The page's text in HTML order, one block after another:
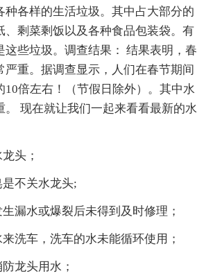
种各样的生活垃圾。其中占大部分的
、剩菜剩饭以及各种食品包装袋。有
这些垃圾。调查结果： 结果表明，春
严重。据调查显示，人们在春节期间
10倍左右！（节假日除外）。其中水
。 现在就让我们一起来看看最新的水
头；
不关水龙头;
漏水或爆裂后未得到及时修理；
洗车，洗车的水未能循环使用；
龙头用水；